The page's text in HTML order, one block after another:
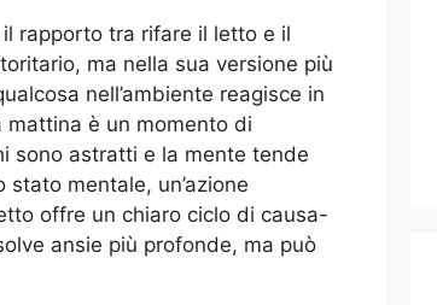
rapporto tra rifare il letto e il
ma nella sua versione più
nell’ambiente reagisce in
mattina è un momento di
sono astratti e la mente tende
mentale, un’azione
offre un chiaro ciclo di causa-
ansie più profonde, ma può